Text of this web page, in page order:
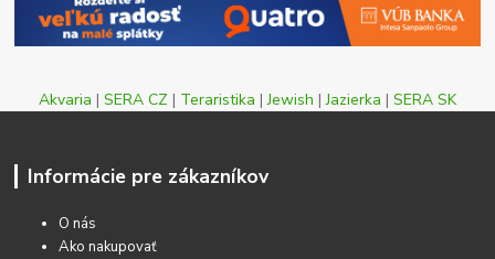
Akvaria | SERA CZ | Teraristika |Jewish |Jazierka | SERA SK
Informácie pre zákazníkov
O nás
Ako nakupovať